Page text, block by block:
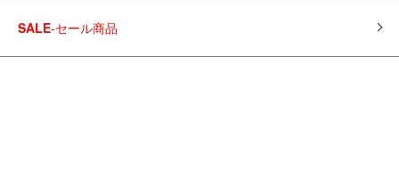
SALE-セール商品